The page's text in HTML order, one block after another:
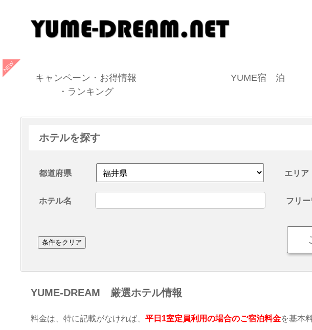
キャンペーン・お得情報
・ランキング
YUME宿 泊
ホテルを探す
都道府県 エ
ホテル名 フリ
YUME-DREAM 厳選ホテル情報
料金は、特に記載がなければ、平日1室定員利用の場合のご宿泊料金を基本